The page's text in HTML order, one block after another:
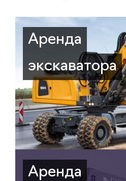
Аренда
экскаватора
Аренда